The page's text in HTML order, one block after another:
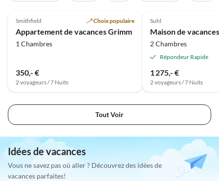
Smithfield Choix populaire
Appartement de vacances Grimm
1 Chambres
350,- €
2 voyageurs / 7 Nuits
Suhl
Maison de
2 Chambres
Répondeur Rapide
1 275,- €
2 voyageurs / 7 Nuits
Tout Voir
Idées de vacances
Vous ne savez pas où aller ? Découvrez des idées de
vacances parfaites!